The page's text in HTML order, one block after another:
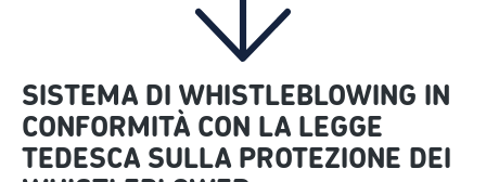
SISTEMA DI WHISTLEBLOWING IN
CONFORMITÀ CON LA LEGGE
TEDESCA SULLA PROTEZIONE DEI